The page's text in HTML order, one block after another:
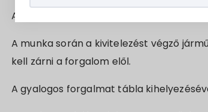
Az áramellátás kivitelezését a D-i
A munka során a kivitelezést végző
kell zárni a forgalom elől.
A gyalogos forgalmat tábla